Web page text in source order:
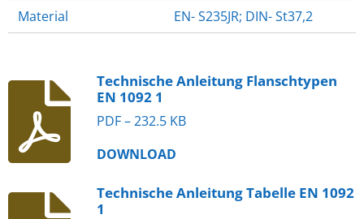
Material
EN- S235JR; DIN- St37,2
Technische Anleitung Flanschtypen
EN 1092 1
PDF – 232.5 KB
DOWNLOAD
Technische Anleitung Tabelle EN 1092
1